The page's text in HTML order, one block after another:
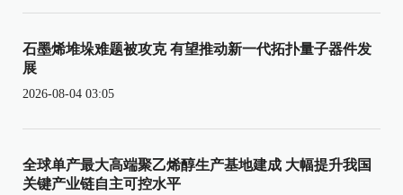
石墨烯堆垛难题被攻克 有望推动新一代拓扑量子器件发
展
2026-08-04 03:05
全球单产最大高端聚乙烯醇生产基地建成 大幅提升我国
关键产业链自主可控水平